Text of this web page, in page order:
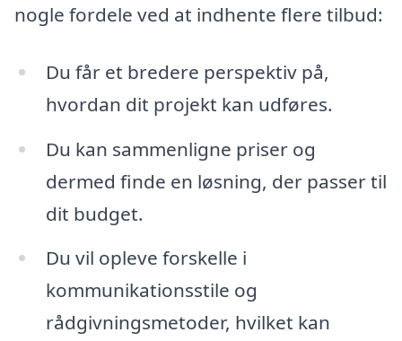
nogle fordele ved at indhente flere tilbud:
Du får et bredere perspektiv på,
hvordan dit projekt kan udføres.
Du kan sammenligne priser og
dermed finde en løsning, der passer til
dit budget.
Du vil opleve forskelle i
kommunikationsstile og
rådgivningsmetoder, hvilket kan